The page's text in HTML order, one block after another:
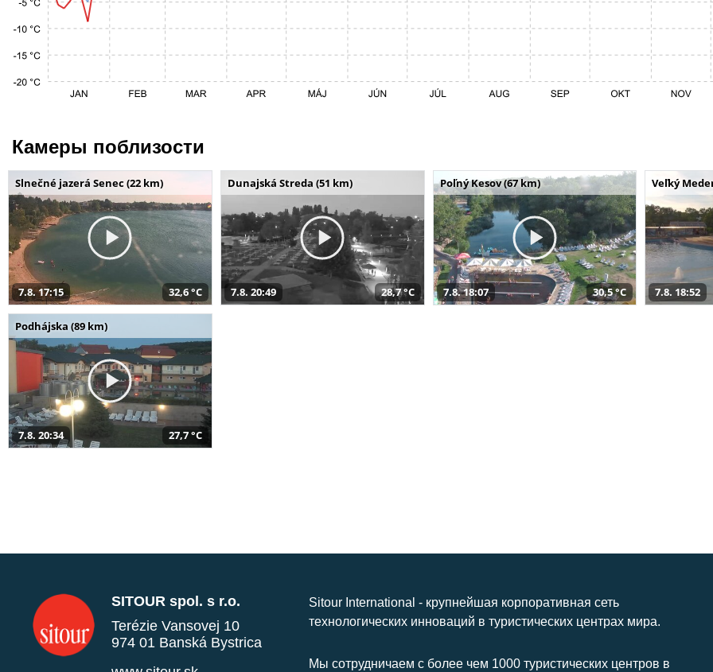
Камеры поблизости
Slnečné jazerá Senec (22 km)
7.8. 17:15 32,6 °C
Dunajská Streda (51 km)
7.8. 20:49 28,7 °C
Poľný Kesov (67 km)
7.8. 18:07 30,5 °C
Veľký
7.8. 18:52
Podhájska (89 km)
7.8. 20:34 27,7 °C
SITOUR spol. s r.o.
Terézie Vansovej 10
974 01 Banská Bystrica
Sitour International - крупнейшая корпоративная сеть
технологических инноваций в туристических центрах мира.
Мы сотрудничаем с более чем 1000 туристических центров в